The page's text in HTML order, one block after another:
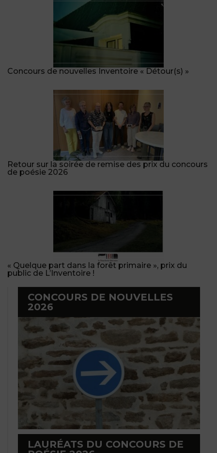
Concours de nouvelles Inventoire « Détour(s) »
Retour sur la soirée de remise des prix du concours
de poésie 2026
« Quelque part dans la forêt primaire », prix du
public de L’Inventoire !
CONCOURS DE NOUVELLES
2026
LAURÉATS DU CONCOURS DE